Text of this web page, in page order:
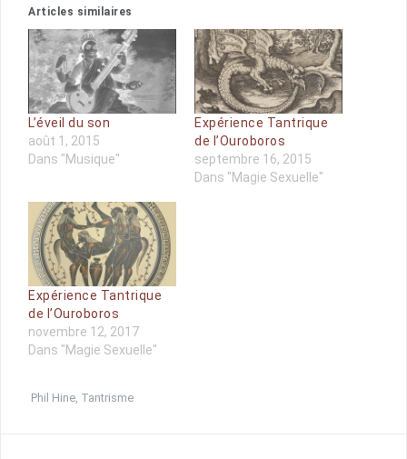
Articles similaires
L’éveil du son
août 1, 2015
Dans "Musique"
Expérience Tantrique
de l’Ouroboros
septembre 16, 2015
Dans "Magie Sexuelle"
Expérience Tantrique
de l’Ouroboros
novembre 12, 2017
Dans "Magie Sexuelle"
Phil Hine Tantrisme